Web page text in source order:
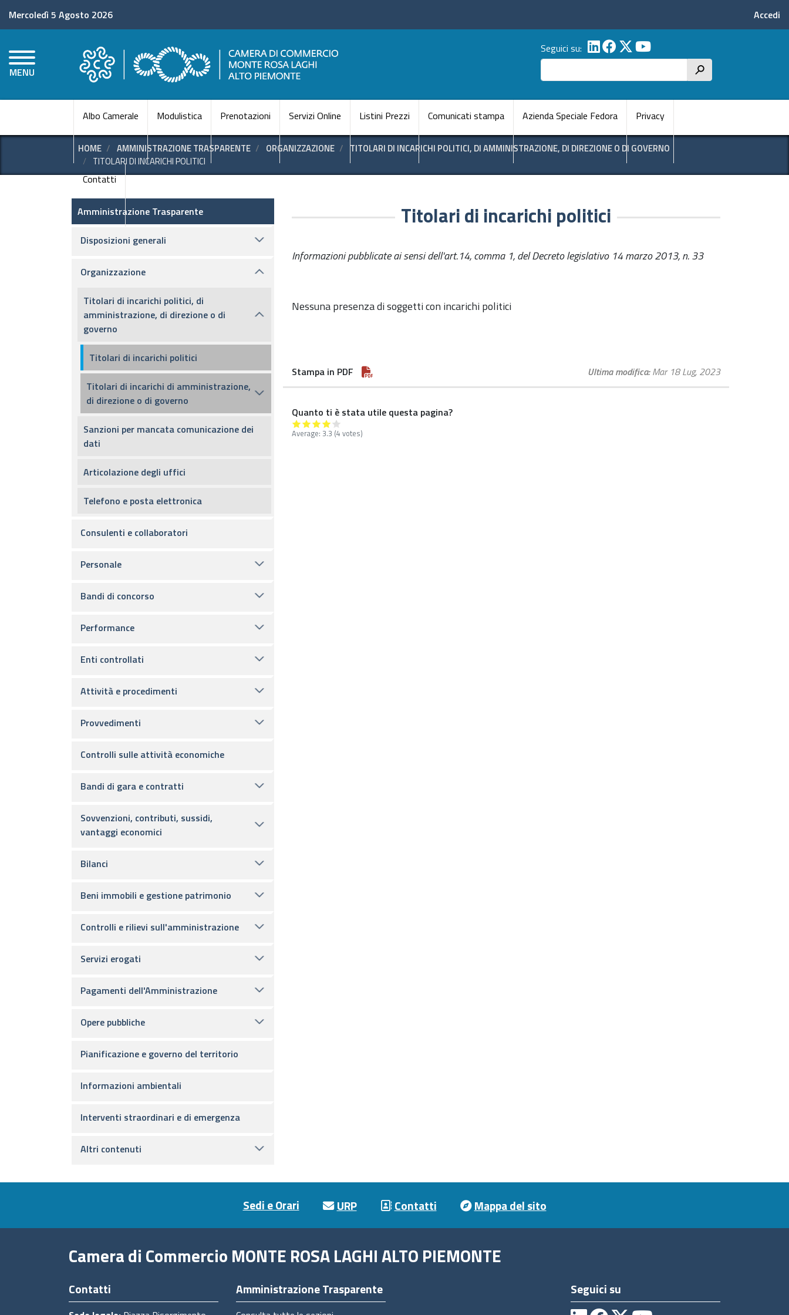
Mercoledì 5 Agosto 2026 Accedi
MENU
Seguici su:
Cerca
h
Navigazione principale
Albo Camerale Modulistica Prenotazioni Servizi Online Listini Prezzi Comunicati stampa Azienda Speciale Fedora Privacy
Contatti
HOME AMMINISTRAZIONE TRASPARENTE ORGANIZZAZIONE
TITOLARI DI INCARICHI POLITICI, DI AMMINISTRAZIONE, DI DIREZIONE O DI GOVERNO
TITOLARI DI INCARICHI POLITICI
Titolari di incarichi politici
Informazioni pubblicate ai sensi dell'art.14, comma 1, del Decreto legislativo 14 marzo 2013, n. 33
Nessuna presenza di soggetti con incarichi politici
Stampa in PDF Ultima modifica Mar 18 Lug, 2023
Quanto ti è stata utile questa pagina?
Average: 3.3 (4 votes)
Amministrazione Trasparente
Amministrazione Trasparente
Disposizioni generali
Organizzazione
Titolari di incarichi politici, di
amministrazione, di direzione o di
governo
Titolari di incarichi politici
Titolari di incarichi di amministrazione,
di direzione o di governo
Sanzioni per mancata comunicazione dei
dati
Articolazione degli uffici
Telefono e posta elettronica
Consulenti e collaboratori
Personale
Bandi di concorso
Performance
Enti controllati
Attività e procedimenti
Provvedimenti
Controlli sulle attività economiche
Bandi di gara e contratti
Sovvenzioni, contributi, sussidi,
vantaggi economici
Bilanci
Beni immobili e gestione patrimonio
Controlli e rilievi sull'amministrazione
Servizi erogati
Pagamenti dell'Amministrazione
Opere pubbliche
Pianificazione e governo del territorio
Informazioni ambientali
Interventi straordinari e di emergenza
Altri contenuti
Sedi e Orari URP Contatti Mappa del sito
Camera di Commercio MONTE ROSA LAGHI ALTO PIEMONTE
Contatti Amministrazione Trasparente Seguici su